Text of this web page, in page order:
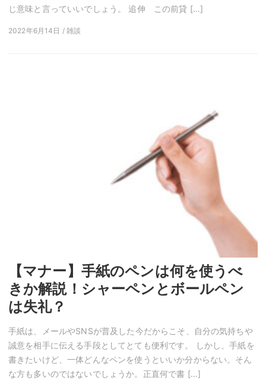
じ意味と言っていいでしょう。 追伸 この前貸 […]
2022年6月14日 / 雑談
【マナー】手紙のペンは何を使うべ
きか解説！シャーペンとボールペン
は失礼？
手紙は、メールやSNSが普及した今だからこそ、自分の気持ちや
誠意を相手に伝える手段としてとても便利です。 しかし、手紙を
書きたいけど、一体どんなペンを使うといいか分からない。そん
な方も多いのではないでしょうか。正直何で書 […]